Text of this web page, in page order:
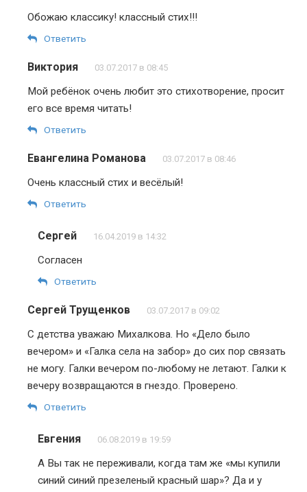
Обожаю классику! классный стих!!!
Ответить
Виктория 03.07.2017 в 08:45
Мой ребёнок очень любит это стихотворение, просит
его все время читать!
Ответить
Евангелина Романова 03.07.2017 в 08:46
Очень классный стих и весёлый!
Ответить
Сергей 16.04.2019 в 14:32
Согласен
Ответить
Сергей Трущенков 03.07.2017 в 09:02
С детства уважаю Михалкова. Но «Дело было
вечером» и «Галка села на забор» до сих пор связать
не могу. Галки вечером по-любому не летают. Галки к
вечеру возвращаются в гнездо. Проверено.
Ответить
Евгения 06.08.2019 в 19:59
А Вы так не переживали, когда там же «мы купили
синий синий презеленый красный шар»? Да и у